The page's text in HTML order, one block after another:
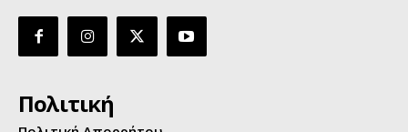
Πολιτική